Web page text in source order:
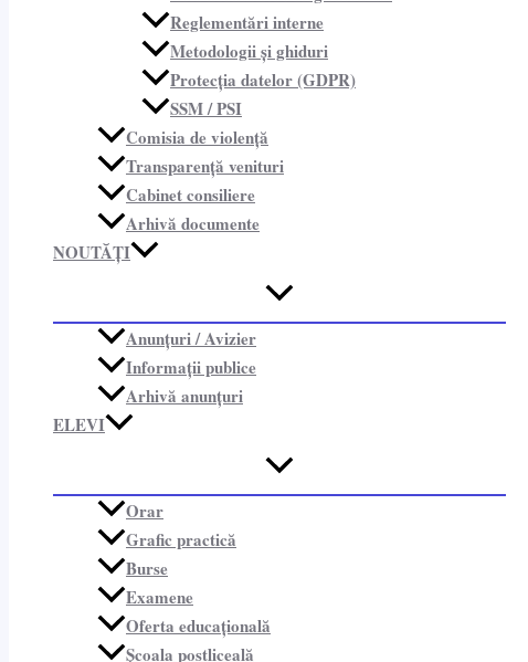
Reglementări interne
Metodologii și ghiduri
Protecția datelor (GDPR)
SSM / PSI
Comisia de violență
Transparență venituri
Cabinet consiliere​
Arhivă documente
NOUTĂȚI
Anunțuri / Avizier
Informații publice​
Arhivă anunțuri
ELEVI
Orar
Grafic practică
Burse
Examene
Oferta educațională
Școala postliceală